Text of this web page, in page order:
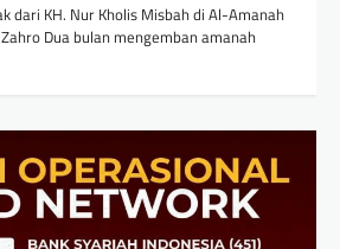
dari KH. Nur Kholis Misbah di Al-Amanah
Dua bulan mengemban amanah